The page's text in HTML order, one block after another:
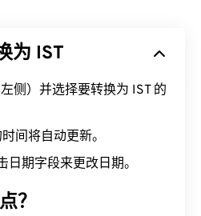
为 IST
侧）并选择要转换为 IST 的
间将自动更新。
日期字段来更改日期。
？